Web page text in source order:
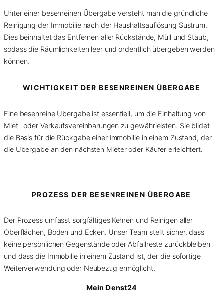
Unter einer besenreinen Übergabe versteht man die gründliche
Reinigung der Immobilie nach der Haushaltsauflösung Sustrum.
Dies beinhaltet das Entfernen aller Rückstände, Müll und Staub,
sodass die Räumlichkeiten leer und ordentlich übergeben werden
können.
WICHTIGKEIT DER BESENREINEN ÜBERGABE
Eine besenreine Übergabe ist essentiell, um die Einhaltung von
Miet- oder Verkaufsvereinbarungen zu gewährleisten. Sie bildet
die Basis für die Rückgabe einer Immobilie in einem Zustand, der
die Übergabe an den nächsten Mieter oder Käufer erleichtert.
PROZESS DER BESENREINEN ÜBERGABE
Der Prozess umfasst sorgfältiges Kehren und Reinigen aller
Oberflächen, Böden und Ecken. Unser Team stellt sicher, dass
keine persönlichen Gegenstände oder Abfallreste zurückbleiben
und dass die Immobilie in einem Zustand ist, der die sofortige
Weiterverwendung oder Neubezug ermöglicht.
Mein Dienst24